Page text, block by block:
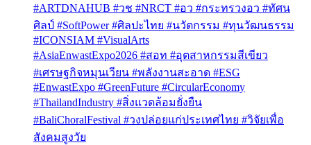
#ARTDNAHUB #วช #NRCT #อว #กระทรวงอว #ทัศน
ศิลป์ #SoftPower #ศิลปะไทย #นวัตกรรม #ทุนวัฒนธรรม
#ICONSIAM #VisualArts
#AsiaEnwastExpo2026 #สอท #อุตสาหกรรมสีเขียว
#เศรษฐกิจหมุนเวียน #พลังงานสะอาด #ESG
#EnwastExpo #GreenFuture #CircularEconomy
#ThailandIndustry #สิ่งแวดล้อมยั่งยืน
#BaliChoralFestival #วงปล่อยแก่ประเทศไทย #วิจัยเพื่อ
สังคมสูงวัย